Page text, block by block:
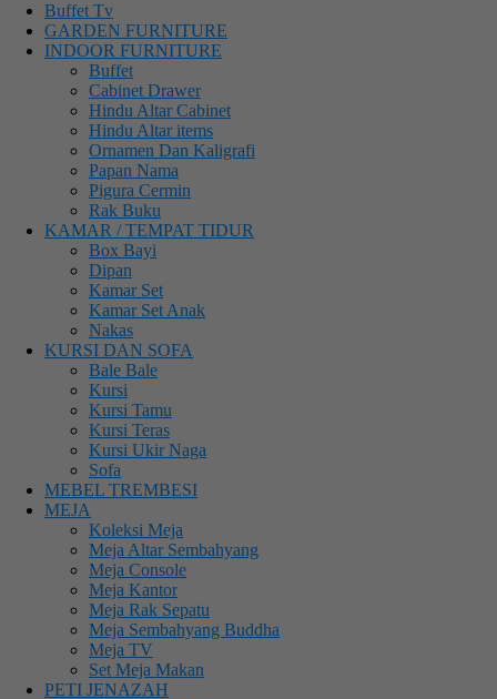
Buffet Tv
GARDEN FURNITURE
INDOOR FURNITURE
Buffet
Cabinet Drawer
Hindu Altar Cabinet
Hindu Altar items
Ornamen Dan Kaligrafi
Papan Nama
Pigura Cermin
Rak Buku
KAMAR / TEMPAT TIDUR
Box Bayi
Dipan
Kamar Set
Kamar Set Anak
Nakas
KURSI DAN SOFA
Bale Bale
Kursi
Kursi Tamu
Kursi Teras
Kursi Ukir Naga
Sofa
MEBEL TREMBESI
MEJA
Koleksi Meja
Meja Altar Sembahyang
Meja Console
Meja Kantor
Meja Rak Sepatu
Meja Sembahyang Buddha
Meja TV
Set Meja Makan
PETI JENAZAH